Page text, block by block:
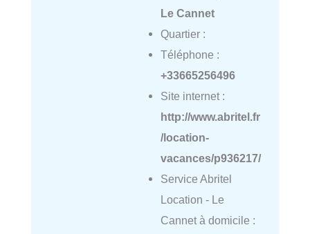
Le Cannet
Quartier :
Téléphone :
+33665256496
Site internet :
http://www.abritel.fr
/location-
vacances/p936217/
Service Abritel
Location - Le
Cannet à domicile :